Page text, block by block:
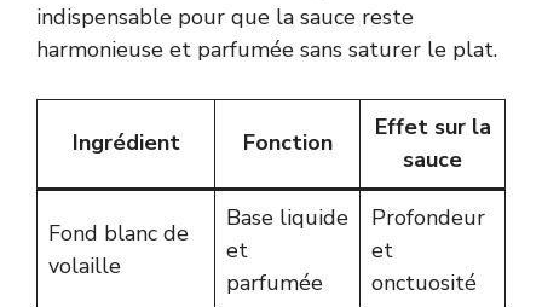
indispensable pour que la sauce reste
harmonieuse et parfumée sans saturer le plat.
Ingrédient Fonction
Effet sur la
sauce
Fond blanc de
volaille
Base liquide
et
parfumée
Profondeur
et
onctuosité